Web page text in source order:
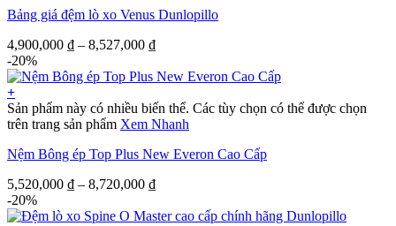
Bảng giá đệm lò xo Venus Dunlopillo
4,900,000 ₫ – 8,527,000 ₫
-20%
+
Sản phẩm này có nhiều biến thể. Các tùy chọn có thể được chọn
trên trang sản phẩm Xem Nhanh
Nệm Bông ép Top Plus New Everon Cao Cấp
5,520,000 ₫ – 8,720,000 ₫
-20%